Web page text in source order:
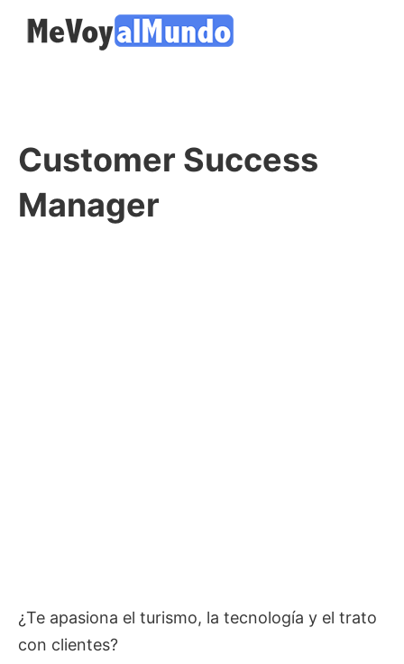
Customer Success
Manager
¿Te apasiona el turismo, la tecnología y el trato
con clientes?